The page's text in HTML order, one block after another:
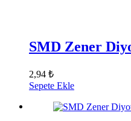
SMD Zener
2,94 ₺
Sepete Ekle